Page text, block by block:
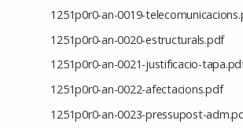
1251p0r0-an-0019-
1251p0r0-an-0020-estructurals.pdf
1251p0r0-an-0021-justificacio-
1251p0r0-an-0022-afectacions.pdf
1251p0r0-an-0023-pressupost-